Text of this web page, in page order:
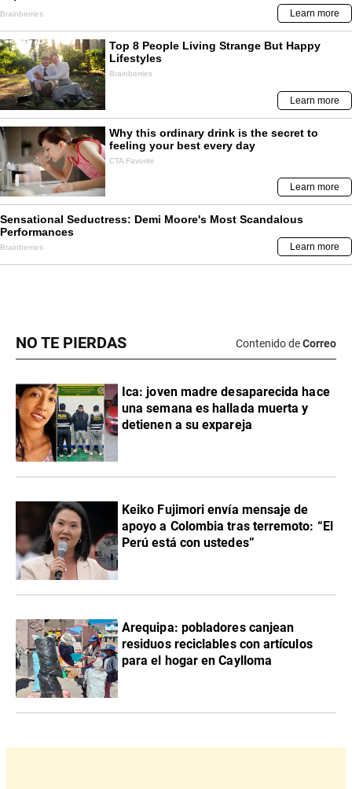
NO TE PIERDAS Contenido deCorreo
Ica: joven madre desaparecida hace
una semana es hallada muerta y
detienen a su expareja
Keiko Fujimori envía mensaje de
apoyo a Colombia tras terremoto: “El
Perú está con ustedes”
Arequipa: pobladores canjean
residuos reciclables con artículos
para el hogar en Caylloma